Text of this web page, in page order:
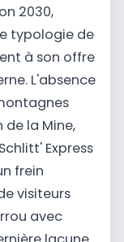
2030,
typologie de
à son offre
L'absence
de la Mine,
Express
frein
visiteurs
avec